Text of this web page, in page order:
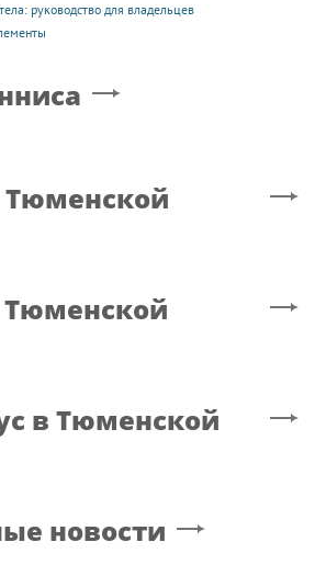
руководство для владельцев
Тюменской
Тюменской
в Тюменской
новости